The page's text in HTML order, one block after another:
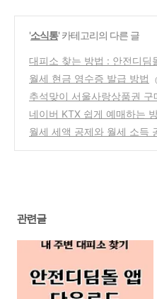
'소식통' 카테고리의 다른 글
대피소 찾는 방법 : 안전디딤
월세 현금 영수증 발급 방법
추석맞이 서울사랑상품권 구
정, 사용처, 환불 안내
(0)
네이버 KTX 쉽게 예매하는
월세 세액 공제와 월세 소득
관련글